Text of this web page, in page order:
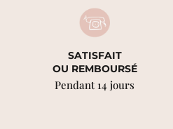
SATISFAIT
OU REMBOURSÉ
Pendant 14 jours